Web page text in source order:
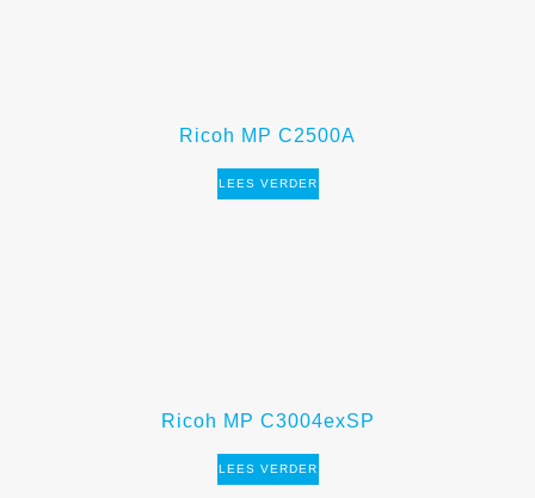
Ricoh MP C2500A
LEES VERDER
Ricoh MP C3004exSP
LEES VERDER